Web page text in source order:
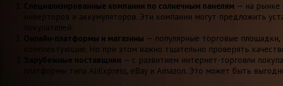
Специализированные компании по солнечным панелям — на рынке
инверторов и аккумуляторов. Эти компании могут предложить
покупателей.
Онлайн-платформы и магазины — популярные торговые площадки,
комплектующие. Но при этом важно тщательно проверять
Зарубежные поставщики — с развитием интернет-торговли
платформы типа AliExpress, eBay и Amazon. Это может быть